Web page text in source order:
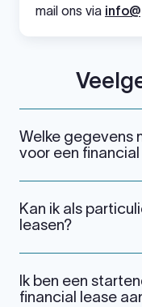
mail ons via
Welke gegevens
voor een
Kan ik als
leasen?
Ik ben een
financial lease